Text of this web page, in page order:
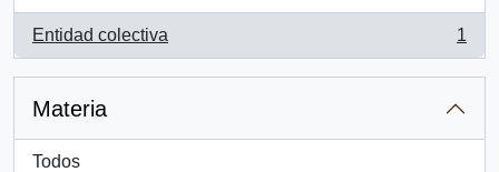
Entidad colectiva
, 1 resultados
1
Materia
Todos